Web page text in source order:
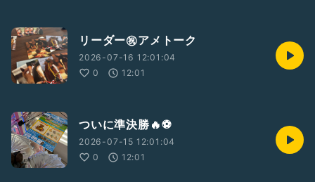
リーダー㊗️アメトーク
2026-07-16 12:01:04
0
12:01
ついに準決勝🔥⚽️
2026-07-15 12:01:04
0
12:01